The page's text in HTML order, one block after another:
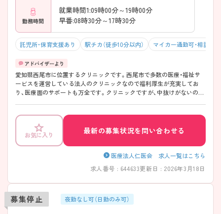
勤務時間
就業時間1:09時00分～19時00分
早番:08時30分～17時30分
託児所・保育支援あり 駅チカ（徒歩10分以内） マイカー通勤可・相談可
愛知県西尾市に位置するクリニックです。西尾市で多数の医療・福祉サ
ービスを運営している法人のクリニックなので福利厚生が充実してお
り、医療面のサポートも万全です。クリニックですが、中抜けがないのも
ます。興味のある方は是非ご応募ください。
お気に入り
最新の募集状況を問い合わせる
医療法人仁医会 求人一覧はこちら
求人番号 : 644633更新日 : 2026年3月18日
募集停止 夜勤なし可（日勤のみ可）